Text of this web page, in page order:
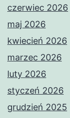
czerwiec 2026
maj 2026
kwiecień 2026
marzec 2026
luty 2026
styczeń 2026
grudzień 2025